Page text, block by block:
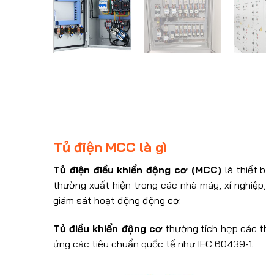
Tủ điện MCC là gì
Tủ điện điều khiển động cơ (MCC) là thiết
thường xuất hiện trong các nhà máy, xí
giám sát hoạt động động cơ.
Tủ điều khiển động cơthường tích hợp các
ứng các tiêu chuẩn quốc tế như IEC 60439-1.